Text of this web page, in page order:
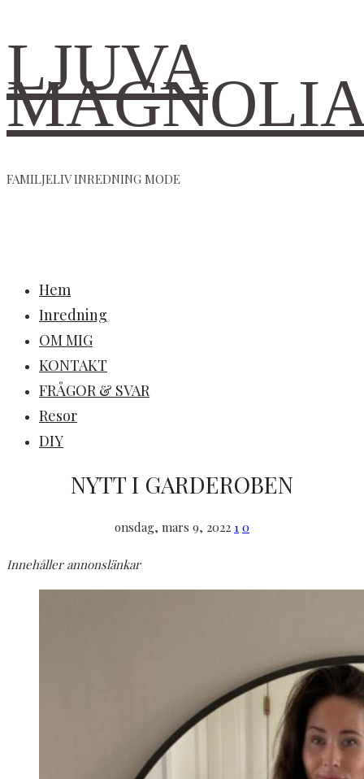
LJUVA
FAMILJELIV INREDNING MODE
Hem
Inredning
OM MIG
KONTAKT
FRÅGOR & SVAR
Resor
DIY
NYTT I GARDEROBEN
onsdag, mars 9, 2022 1 0
Innehåller annonslänkar